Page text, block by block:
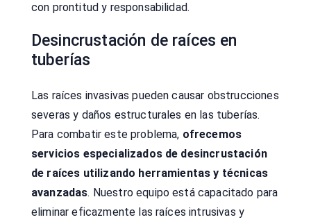
con prontitud y responsabilidad.
Desincrustación de raíces en
tuberías
Las raíces invasivas pueden causar obstrucciones
severas y daños estructurales en las tuberías.
Para combatir este problema, ofrecemos
servicios especializados de desincrustación
de raíces utilizando herramientas y técnicas
avanzadas. Nuestro equipo está capacitado para
eliminar eficazmente las raíces intrusivas y